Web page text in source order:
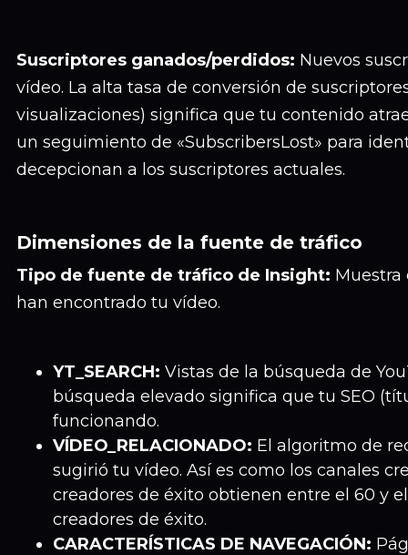
Suscriptores ganados/perdidos: Nuevos
vídeo. La alta tasa de conversión de
visualizaciones) significa que tu contenido
un seguimiento de «SubscribersLost» para
decepcionan a los suscriptores actuales.
Dimensiones de la fuente de tráfico
Tipo de fuente de tráfico de Insight: Muestra
han encontrado tu vídeo.
YT_SEARCH: Vistas de la búsqueda de
búsqueda elevado significa que tu SEO
funcionando.
VÍDEO_RELACIONADO: El algoritmo de
sugirió tu vídeo. Así es como los canales
creadores de éxito obtienen entre el 60 y
creadores de éxito.
CARACTERÍSTICAS DE NAVEGACIÓN: